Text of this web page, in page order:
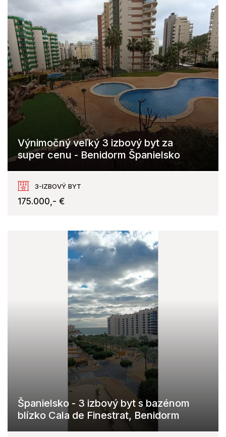
Výnimočný veľký 3 izbový byt za
super cenu - Benidorm Španielsko
Cala de la Vila Joiosa
3-IZBOVÝ BYT
175.000,- €
Španielsko - 3 izbový byt s bazénom
blízko Cala de Finestrat, Benidorm